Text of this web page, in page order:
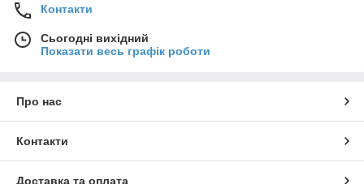
Контакти
Сьогодні вихідний
Показати весь графік роботи
Про нас
Контакти
Доставка та оплата